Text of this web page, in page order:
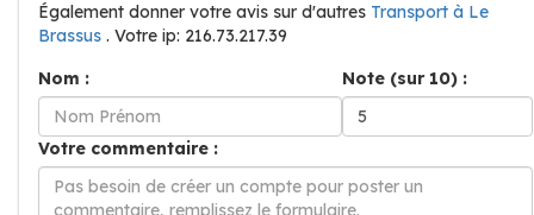
Également donner votre avis sur d'autres Transport à Le
Brassus . Votre ip: 216.73.217.39
Nom :
Note (sur 10) :
Votre commentaire :